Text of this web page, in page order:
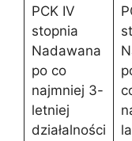
PCK IV
stopnia
Nadawana
po co
najmniej 3-
letniej
działalności